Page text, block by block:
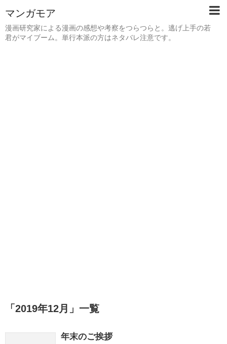
マンガモア
漫画研究家による漫画の感想や考察をつらつらと。逃げ上手の若
君がマイブーム。単行本派の方はネタバレ注意です。
「 2019年12月 」 一覧
年末のご挨拶